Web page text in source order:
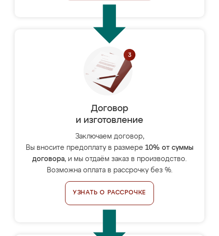
Договор
и изготовление
Заключаем договор,
Вы вносите предоплату в размере 10% от суммы
договора, и мы отдаём заказ в производство.
Возможна оплата в рассрочку без %.
УЗНАТЬ О РАССРОЧКЕ